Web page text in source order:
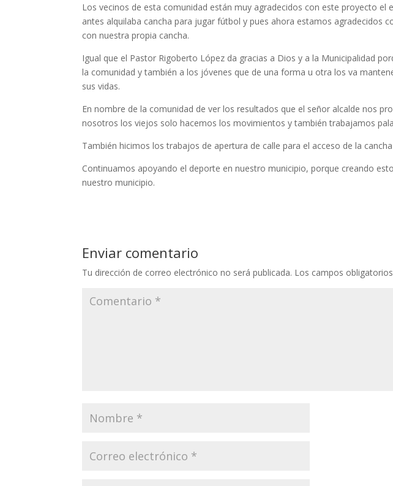
Los vecinos de esta comunidad están muy agradecidos con este proyecto el
antes alquilaba cancha para jugar fútbol y pues ahora estamos agradecidos
con nuestra propia cancha.
Igual que el Pastor Rigoberto López da gracias a Dios y a la Municipalidad
la comunidad y también a los jóvenes que de una forma u otra los va
sus vidas.
En nombre de la comunidad de ver los resultados que el señor alcalde nos
nosotros los viejos solo hacemos los movimientos y también trabajamos
También hicimos los trabajos de apertura de calle para el acceso de la
Continuamos apoyando el deporte en nuestro municipio, porque creando
nuestro municipio.
Enviar comentario
Tu dirección de correo electrónico no será publicada. Los campos